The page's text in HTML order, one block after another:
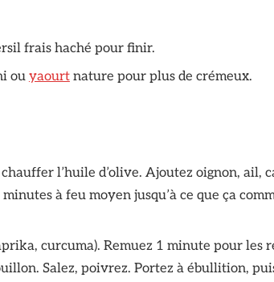
frais haché pour finir.
ou yaourtnature pour plus de crémeux.
l’huile d’olive. Ajoutez oignon, ail,
à feu moyen jusqu’à ce que ça
curcuma). Remuez 1 minute pour les
Salez, poivrez. Portez à ébullition,